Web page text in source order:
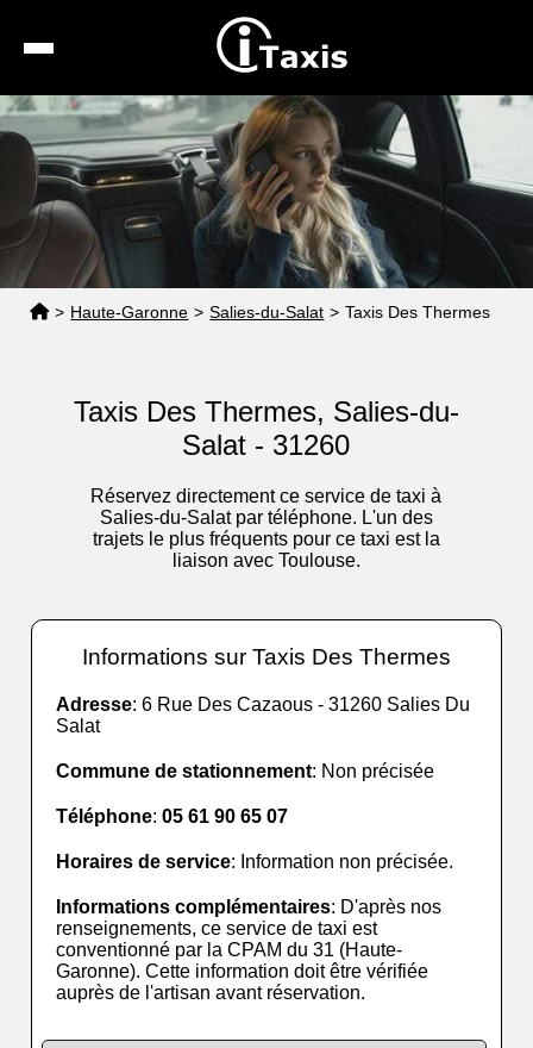
Recherche
Calcul de tarif
Taxis conventionnés
Espace pro
> Haute-Garonne > Salies-du-Salat > Taxis Des Thermes
Taxis Des Thermes, Salies-du-
Salat - 31260
Réservez directement ce service de taxi à
Salies-du-Salat par téléphone. L'un des
trajets le plus fréquents pour ce taxi est la
liaison avec Toulouse.
Informations sur Taxis Des Thermes
Adresse: 6 Rue Des Cazaous - 31260 Salies Du
Salat
Commune de stationnement: Non précisée
Téléphone:05 61 90 65 07
Horaires de service: Information non précisée.
Informations complémentaires: D'après nos
renseignements, ce service de taxi est
conventionné par la CPAM du 31 (Haute-
Garonne). Cette information doit être vérifiée
auprès de l'artisan avant réservation.